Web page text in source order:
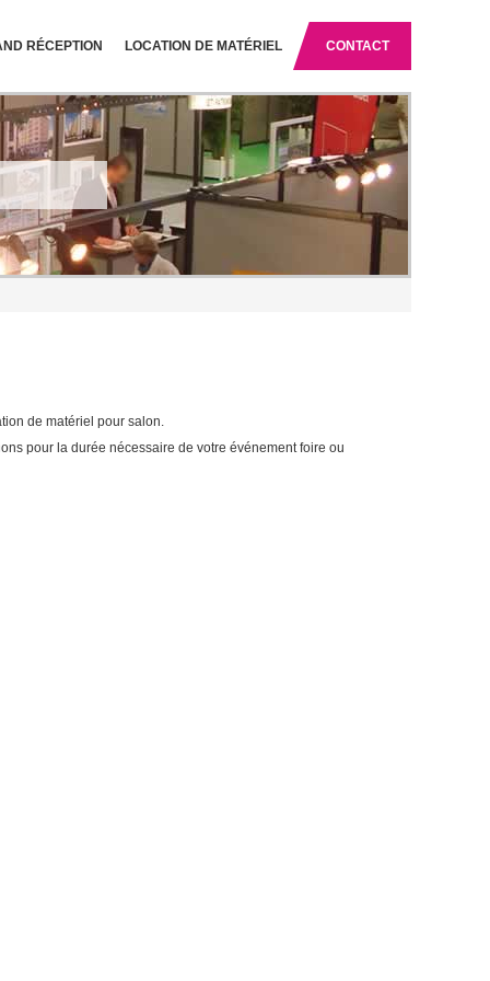
RÉCEPTION LOCATION DE MATÉRIEL CONTACT
de matériel pour salon.
pour la durée nécessaire de votre événement foire ou